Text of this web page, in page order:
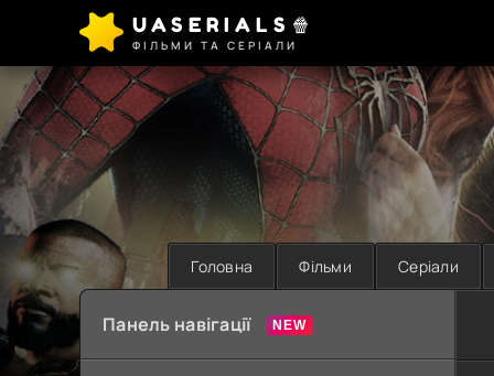
UASERIALS🍿
ФІЛЬМИ ТА СЕРІАЛИ
Головна Фільми Серіали
Панель навігації